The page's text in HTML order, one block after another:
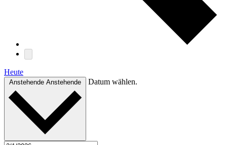
Heute
Anstehende Anstehende Datum wählen.